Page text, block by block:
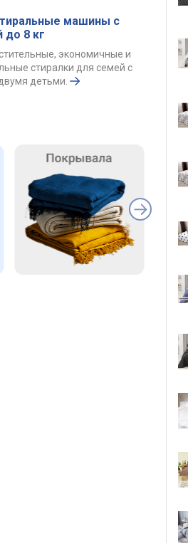
машины с
до 8 кг
экономичные и
стиралки для семей с
детьми.